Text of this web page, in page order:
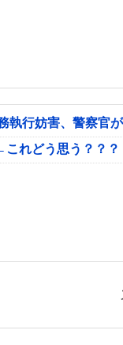
行妨害、警察官
れどう思う？？？